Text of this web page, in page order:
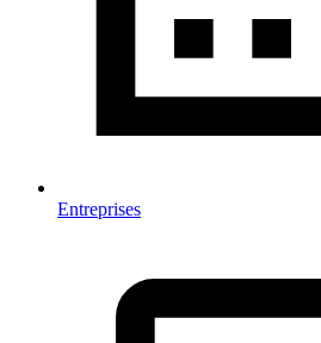
Entreprises